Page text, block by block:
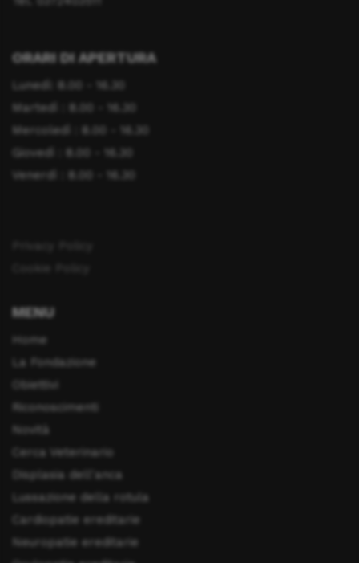
ORARI DI APERTURA
Lunedì: 8.00 - 16.30
Martedì : 8.00 - 16.30
Mercoledì : 8.00 - 16.30
Giovedì : 8.00 - 16.30
Venerdì : 8.00 - 16.30
MENU
Home
La Fondazione
Obiettivi
Riconoscimenti
Novità
Cerca Veterinario
Displasia dell'anca
Lussazione della rotula
Cardiopatie ereditarie
Neuropatie ereditarie